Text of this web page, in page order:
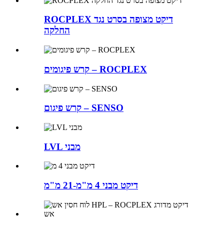
ROCPLEX דיקט מצופה בסרט נגד
החלקה
קרש פיגומים – ROCPLEX
קרש פיגום – SENSO
LVL מבני
דיקט מבני 4 מ"מ-21 מ"מ